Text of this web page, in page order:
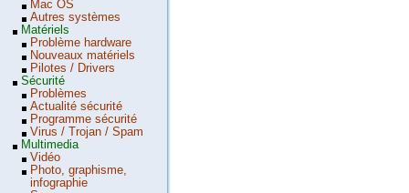
Mac OS
Autres systèmes
Matériels
Problème hardware
Nouveaux matériels
Pilotes / Drivers
Sécurité
Problèmes
Actualité sécurité
Programme sécurité
Virus / Trojan / Spam
Multimedia
Vidéo
Photo, graphisme,
infographie